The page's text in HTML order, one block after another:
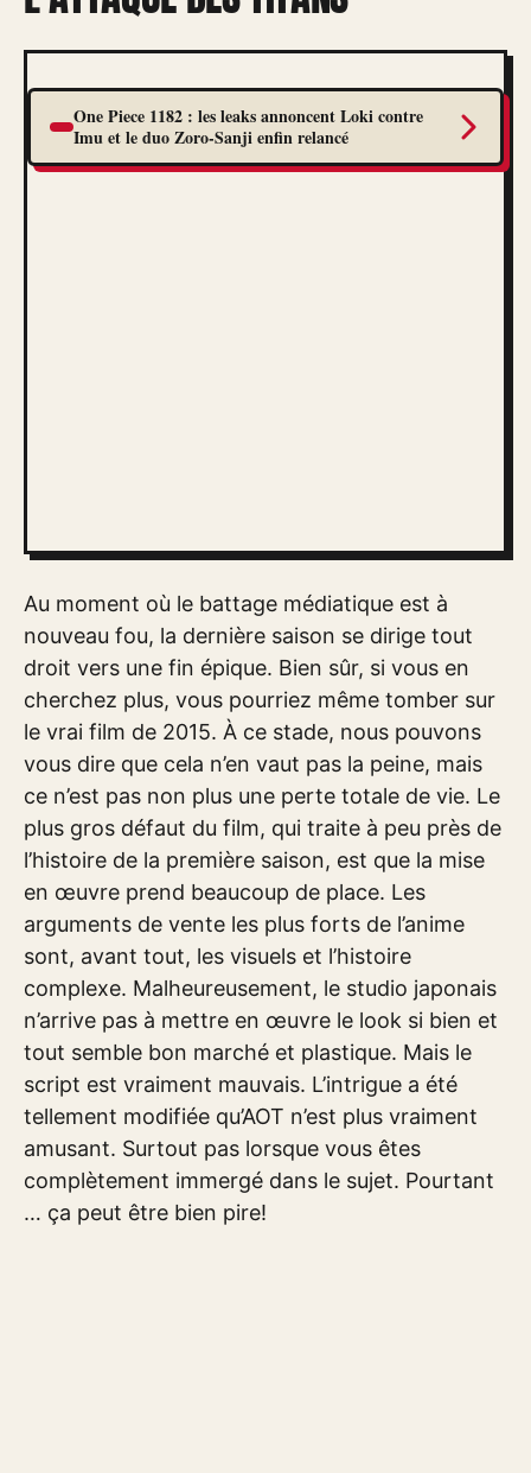
One Piece 1182 : les leaks annoncent Loki contre
Imu et le duo Zoro-Sanji enfin relancé
Au moment où le battage médiatique est à
nouveau fou, la dernière saison se dirige tout
droit vers une fin épique. Bien sûr, si vous en
cherchez plus, vous pourriez même tomber sur
le vrai film de 2015. À ce stade, nous pouvons
vous dire que cela n’en vaut pas la peine, mais
ce n’est pas non plus une perte totale de vie. Le
plus gros défaut du film, qui traite à peu près de
l’histoire de la première saison, est que la mise
en œuvre prend beaucoup de place. Les
arguments de vente les plus forts de l’anime
sont, avant tout, les visuels et l’histoire
complexe. Malheureusement, le studio japonais
n’arrive pas à mettre en œuvre le look si bien et
tout semble bon marché et plastique. Mais le
script est vraiment mauvais. L’intrigue a été
tellement modifiée qu’AOT n’est plus vraiment
amusant. Surtout pas lorsque vous êtes
complètement immergé dans le sujet. Pourtant
… ça peut être bien pire!